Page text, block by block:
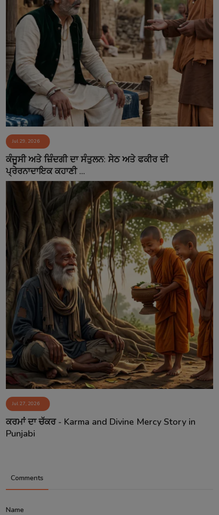
Jul 29, 2026
ਕੰਜੂਸੀ ਅਤੇ ਜ਼ਿੰਦਗੀ ਦਾ ਸੰਤੁਲਨ: ਸੇਠ ਅਤੇ ਫਕੀਰ ਦੀ
ਪ੍ਰੇਰਨਾਦਾਇਕ ਕਹਾਣੀ ...
Jul 27, 2026
ਕਰਮਾਂ ਦਾ ਚੱਕਰ - Karma and Divine Mercy Story in
Punjabi
Comments
Name